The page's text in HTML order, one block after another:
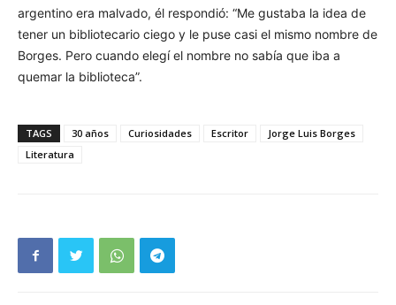
argentino era malvado, él respondió: “Me gustaba la idea de
tener un bibliotecario ciego y le puse casi el mismo nombre de
Borges. Pero cuando elegí el nombre no sabía que iba a
quemar la biblioteca”.
TAGS 30 años Curiosidades Escritor
Jorge Luis Borges
Literatura